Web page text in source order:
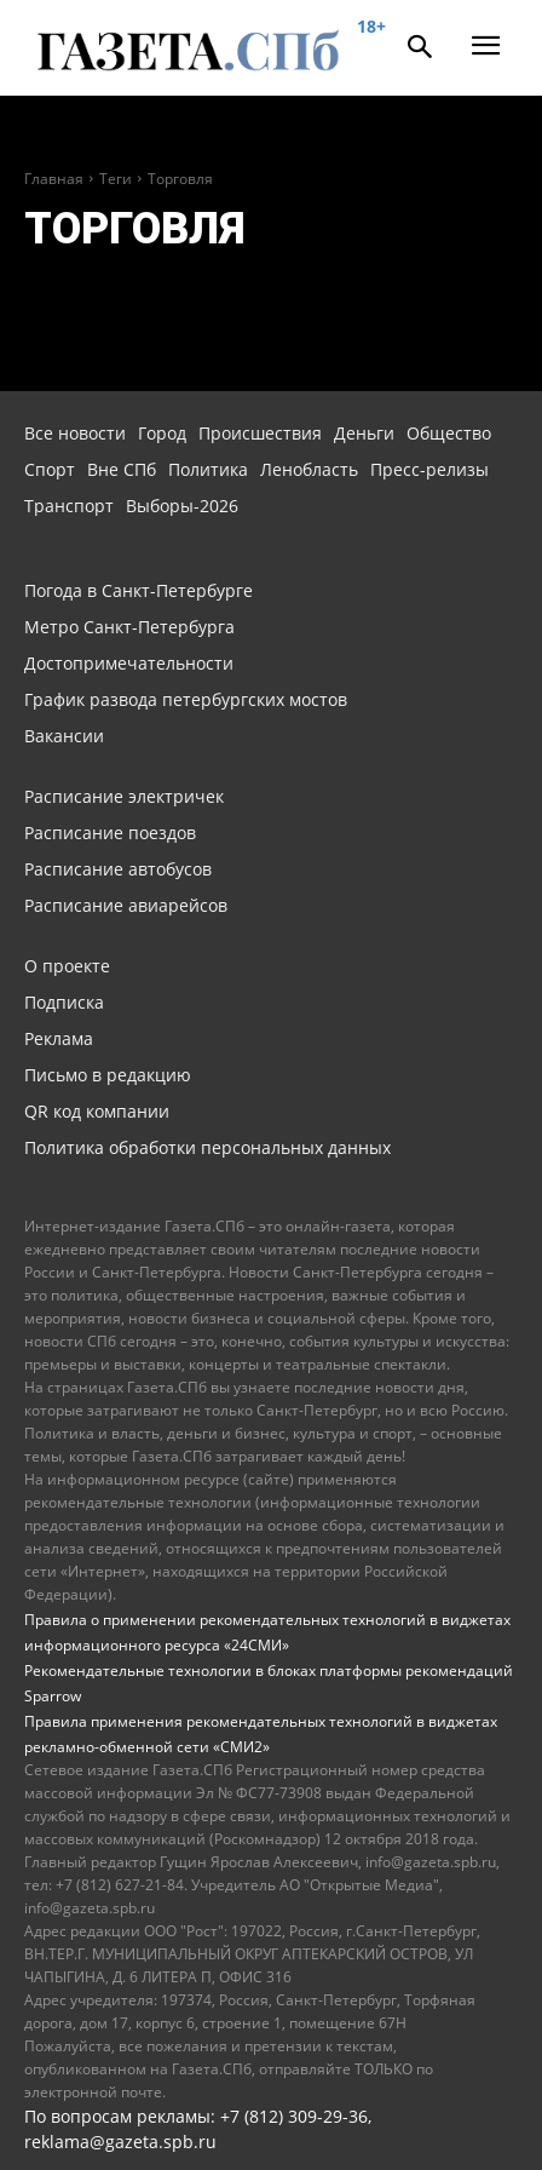
18+
Главная Теги Торговля
ТОРГОВЛЯ
Все новости Город Происшествия Деньги
Общество
Спорт Вне СПб Политика Ленобласть Пресс-релизы
Транспорт Выборы-2026
Погода в Санкт-Петербурге
Метро Санкт-Петербурга
Достопримечательности
График развода петербургских мостов
Вакансии
Расписание электричек
Расписание поездов
Расписание автобусов
Расписание авиарейсов
О проекте
Подписка
Реклама
Письмо в редакцию
QR код компании
Политика обработки персональных данных
Интернет-издание Газета.СПб – это онлайн-газета, которая
ежедневно представляет своим читателям последние новости
России и Санкт-Петербурга. Новости Санкт-Петербурга сегодня –
это политика, общественные настроения, важные события и
мероприятия, новости бизнеса и социальной сферы. Кроме того,
новости СПб сегодня – это, конечно, события культуры и искусства:
премьеры и выставки, концерты и театральные спектакли.
На страницах Газета.СПб вы узнаете последние новости дня,
которые затрагивают не только Санкт-Петербург, но и всю Россию.
Политика и власть, деньги и бизнес, культура и спорт, – основные
темы, которые Газета.СПб затрагивает каждый день!
На информационном ресурсе (сайте) применяются
рекомендательные технологии (информационные технологии
предоставления информации на основе сбора, систематизации и
анализа сведений, относящихся к предпочтениям пользователей
сети «Интернет», находящихся на территории Российской
Федерации).
Правила о применении рекомендательных технологий в виджетах
информационного ресурса «24СМИ»
Рекомендательные технологии в блоках платформы рекомендаций
Sparrow
Правила применения рекомендательных технологий в виджетах
рекламно-обменной сети «СМИ2»
Сетевое издание Газета.СПб Регистрационный номер средства
массовой информации Эл № ФС77-73908 выдан Федеральной
службой по надзору в сфере связи, информационных технологий и
массовых коммуникаций (Роскомнадзор) 12 октября 2018 года.
Главный редактор Гущин Ярослав Алексеевич, info@gazeta.spb.ru,
тел: +7 (812) 627-21-84. Учредитель АО "Открытые Медиа",
info@gazeta.spb.ru
Адрес редакции ООО "Рост": 197022, Россия, г.Санкт-Петербург,
ВН.ТЕР.Г. МУНИЦИПАЛЬНЫЙ ОКРУГ АПТЕКАРСКИЙ ОСТРОВ, УЛ
ЧАПЫГИНА, Д. 6 ЛИТЕРА П, ОФИС 316
Адрес учредителя: 197374, Россия, Санкт-Петербург, Торфяная
дорога, дом 17, корпус 6, строение 1, помещение 67Н
Пожалуйста, все пожелания и претензии к текстам,
опубликованном на Газета.СПб, отправляйте ТОЛЬКО по
электронной почте.
По вопросам рекламы: +7 (812) 309-29-36,
reklama@gazeta.spb.ru